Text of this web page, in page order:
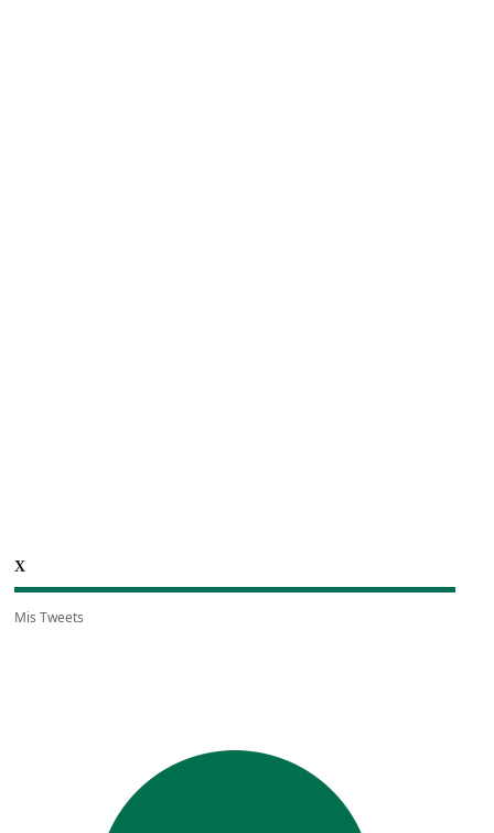
X
Mis Tweets